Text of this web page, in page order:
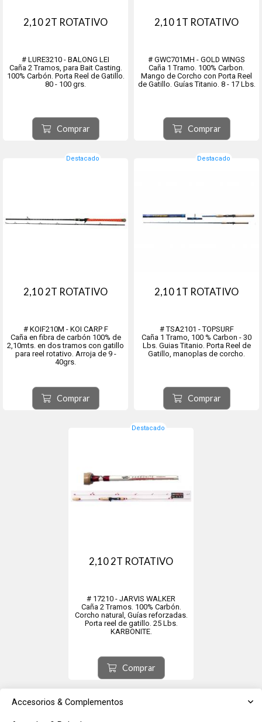
Accesorios & Complementos
2,10 2T ROTATIVO
# LURE3210 - BALONG LEI
Caña 2 Tramos, para Bait Casting.
100% Carbón. Porta Reel de Gatillo.
80 - 100 grs.
Comprar
2,10 1T ROTATIVO
# GWC701MH - GOLD WINGS
Caña 1 Tramo. 100% Carbon.
Mango de Corcho con Porta Reel
de Gatillo. Guías Titanio. 8 - 17 Lbs.
Comprar
Destacado
2,10 2T ROTATIVO
# KOIF210M - KOI CARP F
Caña en fibra de carbón 100% de
2,10mts. en dos tramos con gatillo
para reel rotativo. Arroja de 9 -
40grs.
Comprar
Destacado
2,10 1T ROTATIVO
# TSA2101 - TOPSURF
Caña 1 Tramo, 100 % Carbon - 30
Lbs. Guias Titanio. Porta Reel de
Gatillo, manoplas de corcho.
Comprar
Destacado
2,10 2T ROTATIVO
# 17210 - JARVIS WALKER
Caña 2 Tramos. 100% Carbón.
Corcho natural, Guías reforzadas.
Porta reel de gatillo. 25 Lbs.
KARBONITE.
Comprar